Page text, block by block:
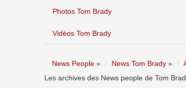
Photos Tom Brady
Vidéos Tom Brady
News People » News Tom Brady »
Les archives des News people de Tom